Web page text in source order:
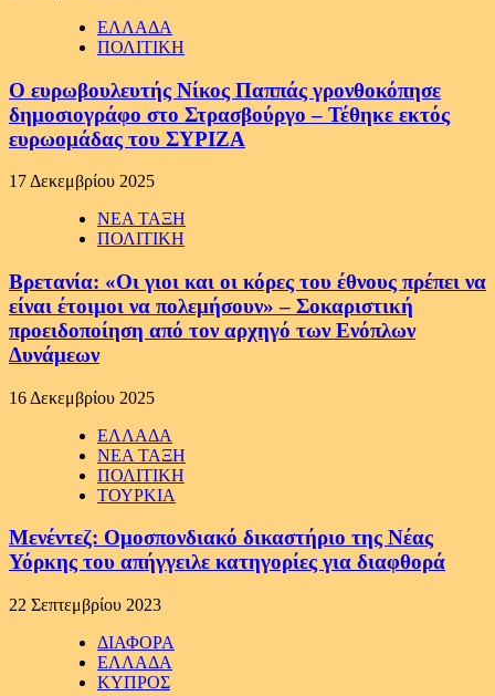
ΕΛΛΑΔΑ
ΠΟΛΙΤΙΚΗ
Ο ευρωβουλευτής Νίκος Παππάς γρονθοκόπησε
δημοσιογράφο στο Στρασβούργο – Τέθηκε εκτός
ευρωομάδας του ΣΥΡΙΖΑ
17 Δεκεμβρίου 2025
ΝΕΑ ΤΑΞΗ
ΠΟΛΙΤΙΚΗ
Βρετανία: «Οι γιοι και οι κόρες του έθνους πρέπει να
είναι έτοιμοι να πολεμήσουν» – Σοκαριστική
προειδοποίηση από τον αρχηγό των Ενόπλων
Δυνάμεων
16 Δεκεμβρίου 2025
ΕΛΛΑΔΑ
ΝΕΑ ΤΑΞΗ
ΠΟΛΙΤΙΚΗ
ΤΟΥΡΚΙΑ
Μενέντεζ: Ομοσπονδιακό δικαστήριο της Νέας
Υόρκης του απήγγειλε κατηγορίες για διαφθορά
22 Σεπτεμβρίου 2023
ΔΙΑΦΟΡΑ
ΕΛΛΑΔΑ
ΚΥΠΡΟΣ